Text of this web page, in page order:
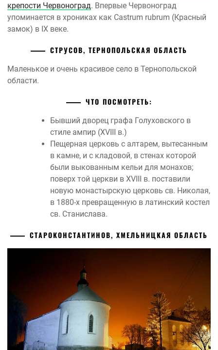
крепости Червоноград. Впервые Червоноград
упоминается в хрониках как Castrum rubrum (Красный
замок) в IX веке.
СТРУСОВ, ТЕРНОПОЛЬСКАЯ ОБЛАСТЬ
Маленькое и очень красивое село в Тернопольской
области.
ЧТО ПОСМОТРЕТЬ:
Бывший дворец графа Голуховского в
стиле ампир (XVIII в.)
Пещерная церковь с алтарем, вытесанным
в камне, и с кладовой, в стенах которой
были выкованным кельи для монахов;
поверх той церкви в XVIII в. поставили
новую монастырскую церковь св. Николая,
в 1880-х превращенную в латинский костел
св. Станислава.
СТАРОКОНСТАНТИНОВ, ХМЕЛЬНИЦКАЯ ОБЛАСТЬ